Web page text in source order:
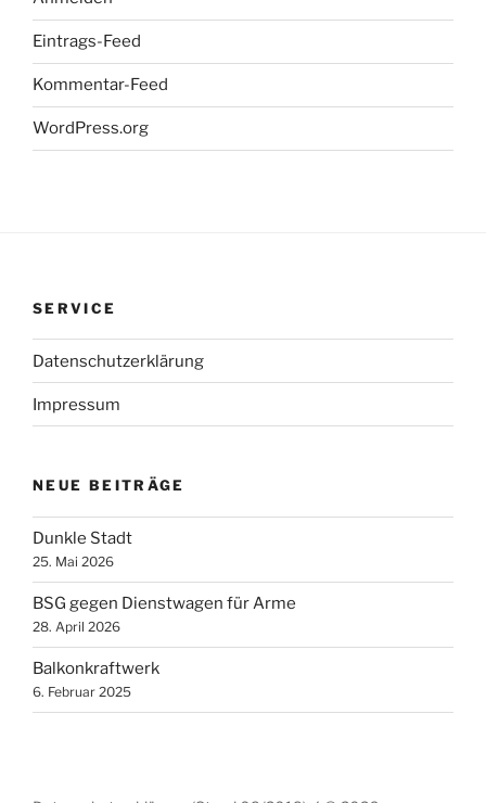
Eintrags-Feed
Kommentar-Feed
WordPress.org
SERVICE
Datenschutzerklärung
Impressum
NEUE BEITRÄGE
Dunkle Stadt
25. Mai 2026
BSG gegen Dienstwagen für Arme
28. April 2026
Balkonkraftwerk
6. Februar 2025